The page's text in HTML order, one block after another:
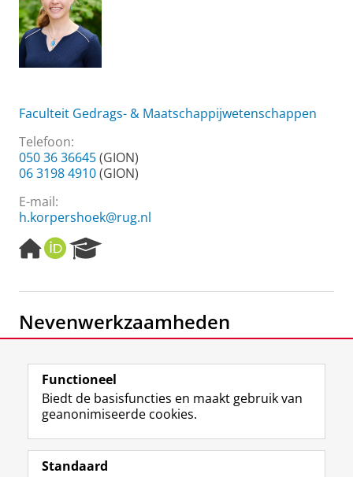
Faculteit Gedrags- & Maatschappijwetenschappen
Telefoon:
050 36 36645(GION)
06 3198 4910(GION)
E-mail:
h.korpershoek@rug.nl
H
o
e
a
g
O
R
I
e
r
c
o
r
t
a
l
Nevenwerkzaamheden
Vereniging voor Onderwijsresearch (VOR) Divisie
Onderwijs & Samenleving (incl. OOMO)
Volg de RUG
F
a
L
i
R
S
I
n
Y
o
Functioneel
Biedt de basisfuncties en maakt gebruik van
geanonimiseerde cookies.
Standaard